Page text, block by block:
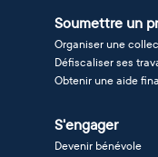
Soumettre un
Organiser une
Défiscaliser ses
Obtenir une aide
S'engager
Devenir bénévole